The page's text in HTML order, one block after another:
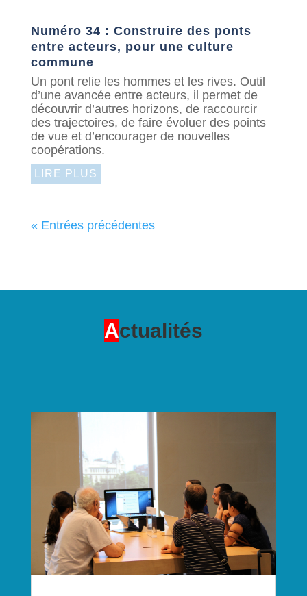
Numéro 34 : Construire des ponts
entre acteurs, pour une culture
commune
Un pont relie les hommes et les rives. Outil
d’une avancée entre acteurs, il permet de
découvrir d’autres horizons, de raccourcir
des trajectoires, de faire évoluer des points
de vue et d’encourager de nouvelles
coopérations.
LIRE PLUS
« Entrées précédentes
Actualités